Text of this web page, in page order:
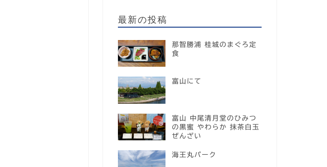
最新の投稿
那智勝浦 桂城のまぐろ定
食
富山にて
富山 中尾清月堂のひみつ
の黒蜜 やわらか 抹茶白玉
ぜんざい
海王丸パーク